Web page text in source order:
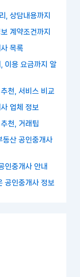
, 상담내용까지
계약조건까지
목록
이용 요금까지 알
천, 서비스 비교
업체 정보
천, 거래팁
동산 공인중개사
인중개사 안내
공인중개사 정보